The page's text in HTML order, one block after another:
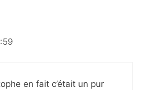
en fait c’était un pur